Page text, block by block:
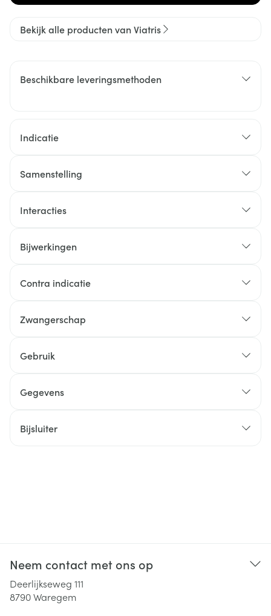
Bekijk alle producten van Viatris
Beschikbare leveringsmethoden
Indicatie
Samenstelling
Interacties
Bijwerkingen
Contra indicatie
Zwangerschap
Gebruik
Gegevens
Bijsluiter
Neem contact met ons op
Deerlijkseweg 111
8790Waregem